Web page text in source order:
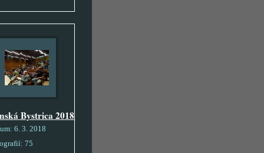
Bystrica 2018
6. 3. 2018
75